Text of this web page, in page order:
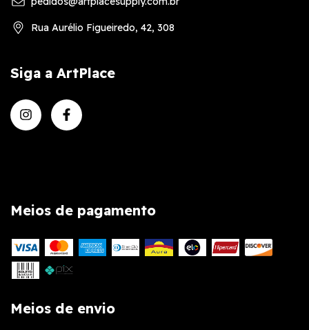
Rua Aurélio Figueiredo, 42, 308
Siga a ArtPlace
Meios de pagamento
Meios de envio